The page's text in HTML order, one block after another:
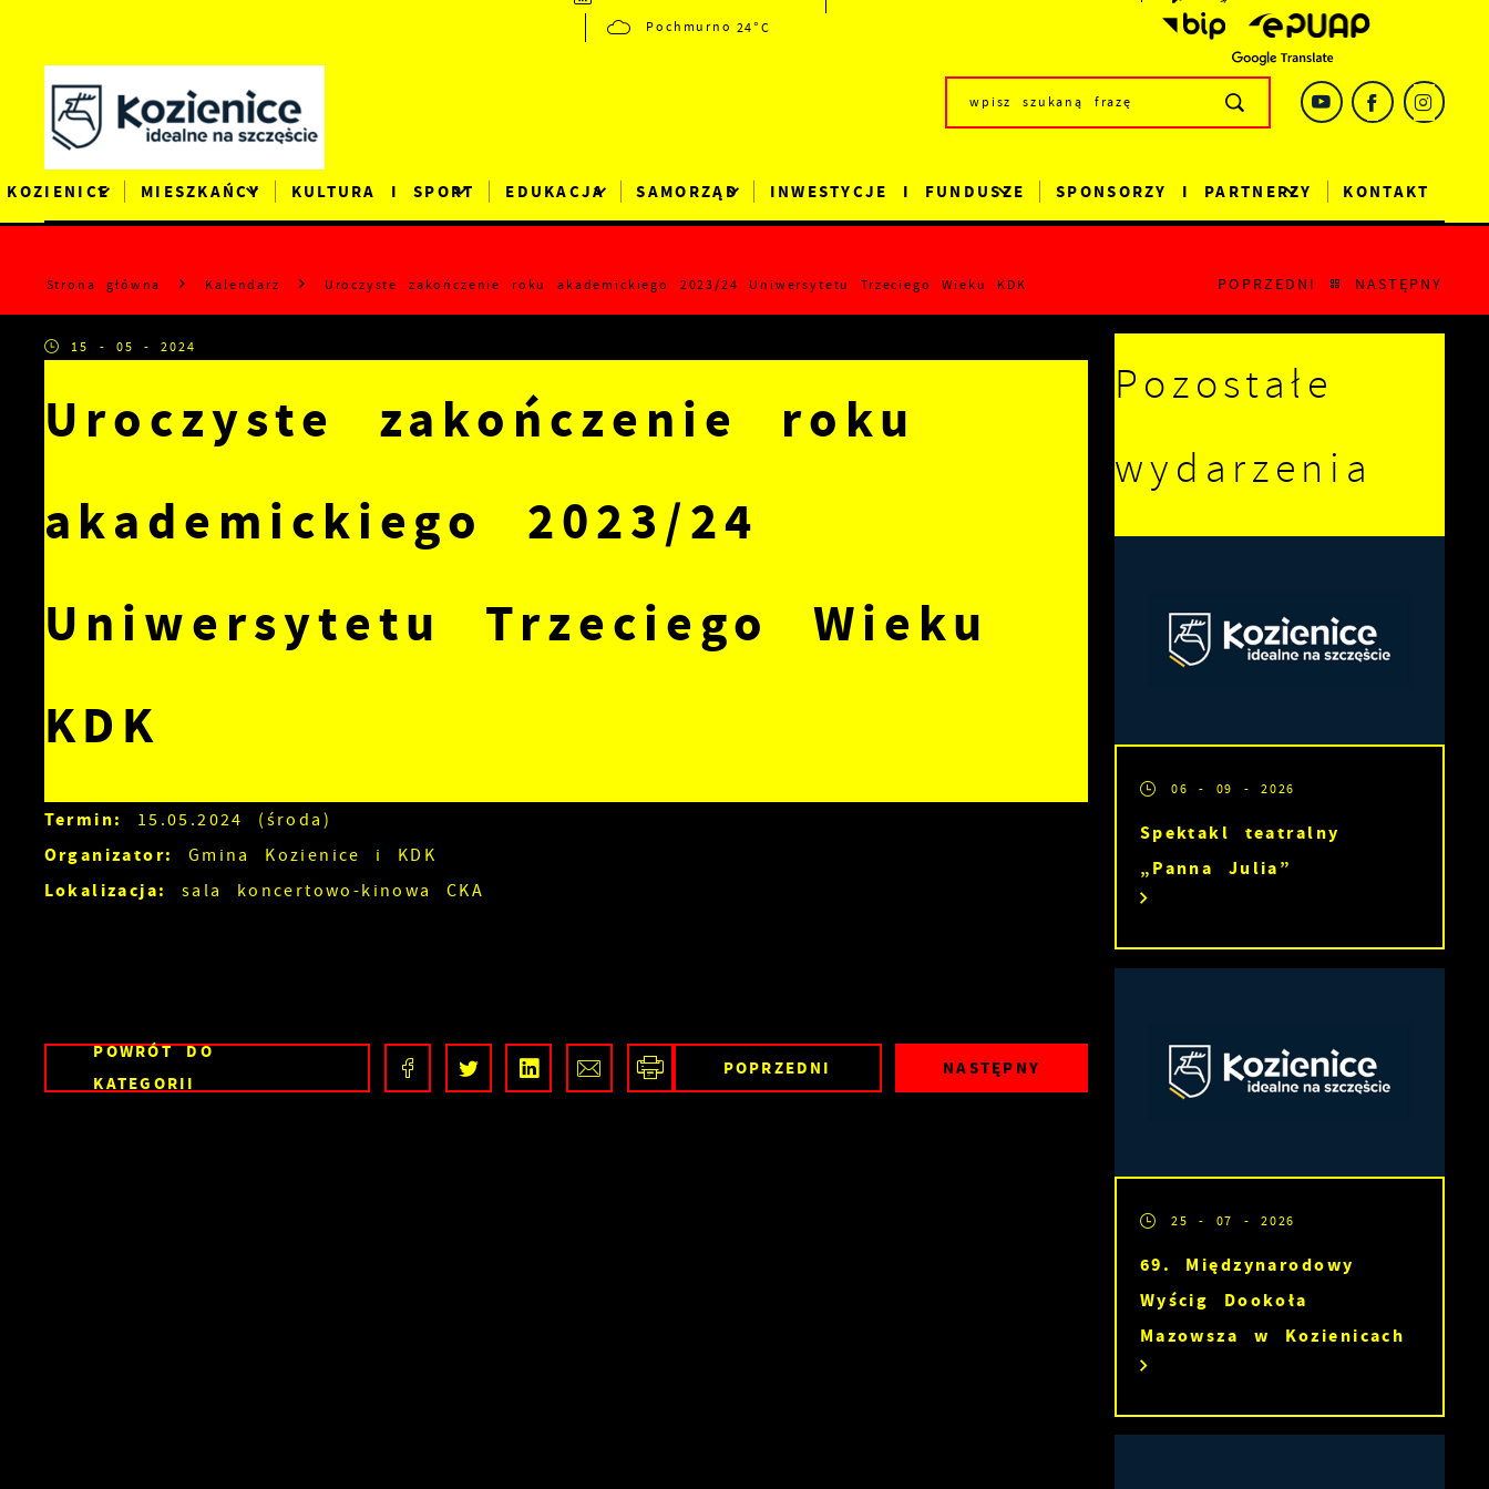
Pochmurno 24°C
KOZIENICE MIESZKAŃCY KULTURA I SPORT EDUKACJA SAMORZĄD INWESTYCJE I FUNDUSZE SPONSORZY I PARTNERZY KONTAKT
Strona główna Kalendarz Uroczyste zakończenie roku akademickiego 2023/24 Uniwersytetu Trzeciego Wieku KDK POPRZEDNI NASTĘPNY
15 - 05 - 2024
Uroczyste zakończenie roku
akademickiego 2023/24
Uniwersytetu Trzeciego Wieku
KDK
Termin: 15.05.2024 (środa)
Organizator: Gmina Kozienice i KDK
Lokalizacja: sala koncertowo-kinowa CKA
POWRÓTDO
KATEGORII
POPRZEDNI NASTĘPNY
Pozostałe
wydarzenia
06 - 09 - 2026
Spektakl teatralny
„Panna Julia”
25 - 07 - 2026
69. Międzynarodowy
Wyścig Dookoła
Mazowsza w Kozienicach